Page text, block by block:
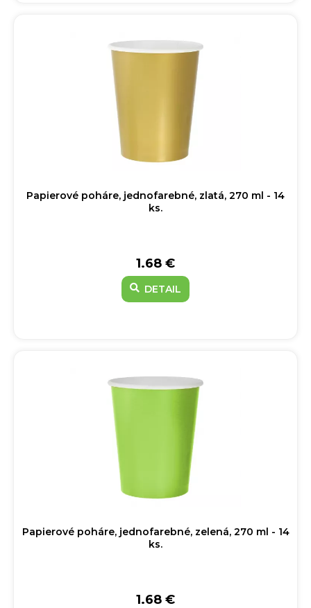
Papierové poháre, jednofarebné, zlatá, 270 ml - 14
ks.
1.68 €
DETAIL
Papierové poháre, jednofarebné, zelená, 270 ml - 14
ks.
1.68 €